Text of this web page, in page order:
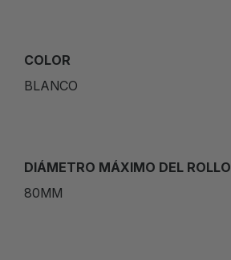
COLOR
BLANCO
DIÁMETRO MÁXIMO DEL ROLLO
80MM